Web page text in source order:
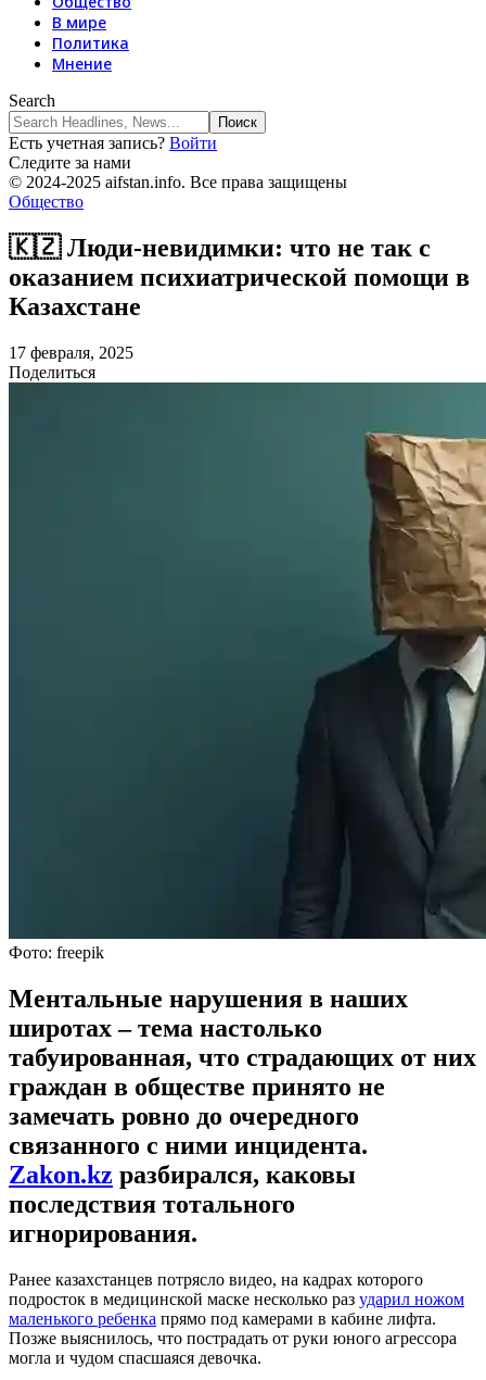
В мире
Политика
Мнение
Search
Есть учетная запись? Войти
Следите за нами
© 2024-2025 aifstan.info. Все права защищены
Общество
🇰🇿 Люди-невидимки: что не так с
оказанием психиатрической помощи в
Казахстане
17 февраля, 2025
Поделиться
Фото: freepik
Ментальные нарушения в наших
широтах – тема настолько
табуированная, что страдающих от них
граждан в обществе принято не
замечать ровно до очередного
связанного с ними инцидента.
Zakon.kz разбирался, каковы
последствия тотального
игнорирования.
Ранее казахстанцев потрясло видео, на кадрах которого
подросток в медицинской маске несколько раз ударил ножом
маленького ребенка прямо под камерами в кабине лифта.
Позже выяснилось, что пострадать от руки юного агрессора
могла и чудом спасшаяся девочка.